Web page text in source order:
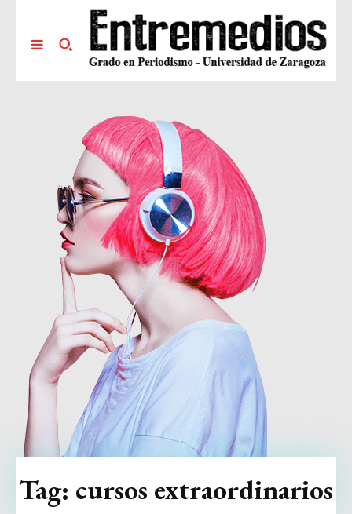
Tag: cursos extraordinarios